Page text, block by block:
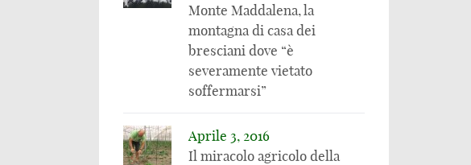
Monte Maddalena, la
montagna di casa dei
bresciani dove “è
severamente vietato
soffermarsi”
Aprile 3, 2016
Il miracolo agricolo della